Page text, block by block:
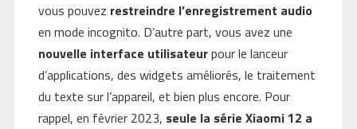
vous pouvez restreindre l’enregistrement audio
en mode incognito. D’autre part, vous avez une
nouvelle interface utilisateurpour le lanceur
d’applications, des widgets améliorés, le traitement
du texte sur l’appareil, et bien plus encore. Pour
rappel, en février 2023, seule la série Xiaomi 12 a